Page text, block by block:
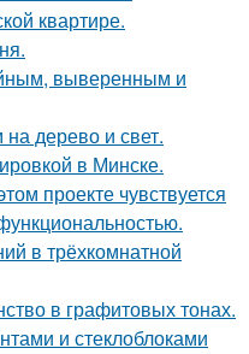
квартире.
выверенным и
на дерево и свет.
в Минске.
проекте чувствуется
в трёхкомнатной
в графитовых тонах.
и стеклоблоками